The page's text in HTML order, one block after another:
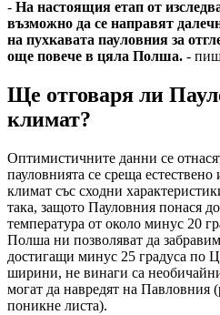
- На настоящия етап от
възможно да се направят
на пухкавата пауловния за
още повече в цяла Полша. -
Ще отговаря ли
климат?
Оптимистичните данни се
пауловнията се среща
климат със сходни
така, защото Пауловния понася
температура от около минус 20
Полша ни позволяват да
достигащи минус 25 градуса по
ширини, не винаги са
могат да навредят на Павловния
поникне листа).